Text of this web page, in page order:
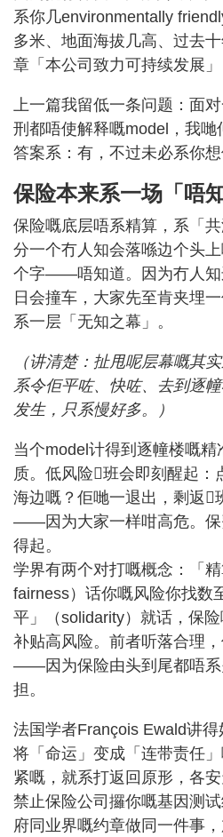
系你几environmentally
多米、地面海拔几高、过去
章「本公司致力可持续发展」
上一篇我留低一条问题：面
刑都唔使解释嘅model，我哋
答案系：有，不过未必系你想
保险本来系一场「唔知
保险嘅底层唔系精算，系「
分一个冇人知会落喺边个头
个字——唔知道。因为冇人知
日会撞车，大家先至肯夹埋
系一层「无知之幕」。
（讲清楚：扯甩呢层幕嘅其
系令佢平咗、快咗、去到逐
发生，只系慢好多。）
当个model计得到逐幢楼嘅精
质。低风险𠮶班会即刻醒起
海边嘅？佢哋一退出，剩返𠮶
——因为大家一样咁高危。保
得起。
学界有两个对打嘅概念：「
fairness）话你嘅风险你找数
平」（solidarity）就话，保
补贴高风险。前者听落合理
——因为保险由头到尾都唔系
担。
法国学者François Ewald讲
将「命运」变成「连带责任
紧嘅，就系打返回原形，各
禁止保险公司攞你嘅基因测
府同业界嘅约章做同一件事